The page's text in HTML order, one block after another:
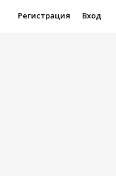
Регистрация Вход